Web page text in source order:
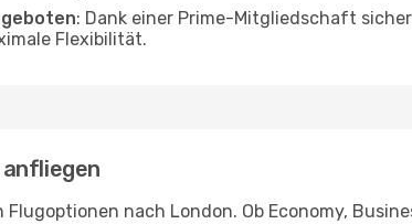
: Dank einer Prime-Mitgliedschaft
Flexibilität.
nach London. Ob Economy,